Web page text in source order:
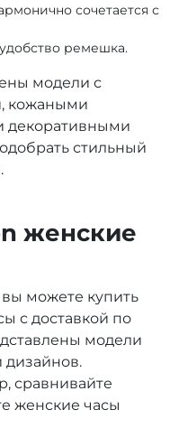
сочетается с
ремешка.
модели с
кожаными
стильный
женские
можете купить
с доставкой по
модели
дизайнов.
сравнивайте
женские часы